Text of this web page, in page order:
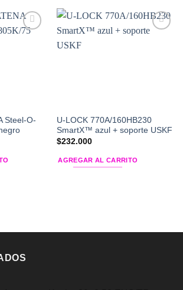
Steel-O-
U-LOCK 770A/160HB230
SmartX™ azul + soporte USKF
$232.000
AGREGAR AL CARRITO